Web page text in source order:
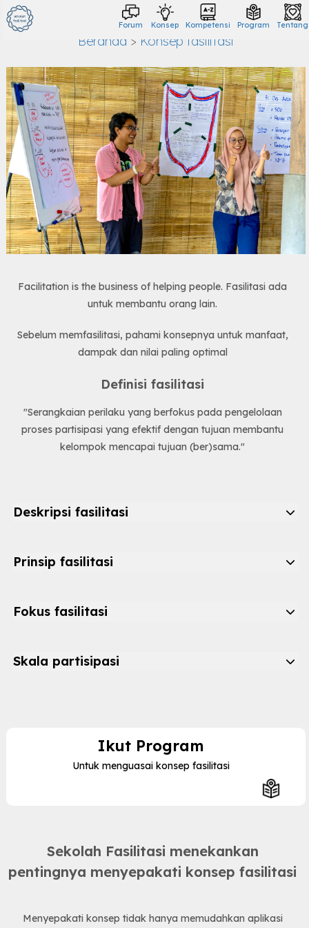
Forum Konsep Kompetensi Program Tentang
Konsep Fasilitasi
Beranda > Konsep fasilitasi
Facilitation is the business of helping people. Fasilitasi ada
untuk membantu orang lain.
Sebelum memfasilitasi, pahami konsepnya untuk manfaat,
dampak dan nilai paling optimal
Definisi fasilitasi
"Serangkaian perilaku yang berfokus pada pengelolaan
proses partisipasi yang efektif dengan tujuan membantu
kelompok mencapai tujuan (ber)sama."
Deskripsi fasilitasi
Prinsip fasilitasi
Fokus fasilitasi
Skala partisipasi
Ikut Program
Untuk menguasai konsep fasilitasi
Sekolah Fasilitasi menekankan
pentingnya menyepakati konsep fasilitasi
Menyepakati konsep tidak hanya memudahkan aplikasi